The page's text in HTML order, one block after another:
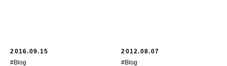
2016.09.15
#Blog
2012.08.07
#Blog